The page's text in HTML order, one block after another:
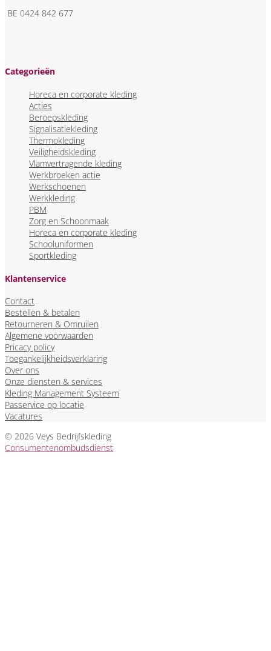
BE 0424 842 677
Categorieën
Horeca en corporate kleding
Acties
Beroepskleding
Signalisatiekleding
Thermokleding
Veiligheidskleding
Vlamvertragende kleding
Werkbroeken actie
Werkschoenen
Werkkleding
PBM
Zorg en Schoonmaak
Horeca en corporate kleding
Schooluniformen
Sportkleding
Klantenservice
Contact
Bestellen & betalen
Retourneren & Omruilen
Algemene voorwaarden
Pricacy policy
Toegankelijkheidsverklaring
Over ons
Onze diensten & services
Kleding Management Systeem
Passervice op locatie
Vacatures
© 2026 Veys Bedrijfskleding
Consumentenombudsdienst